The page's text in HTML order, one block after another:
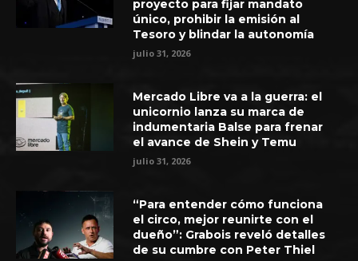
proyecto para fijar mandato
único, prohibir la emisión al
Tesoro y blindar la autonomía
julio 31, 2026
Mercado Libre va a la guerra: el
unicornio lanza su marca de
indumentaria Balse para frenar
el avance de Shein y Temu
julio 31, 2026
“Para entender cómo funciona
el circo, mejor reunirte con el
dueño”: Grabois reveló detalles
de su cumbre con Peter Thiel